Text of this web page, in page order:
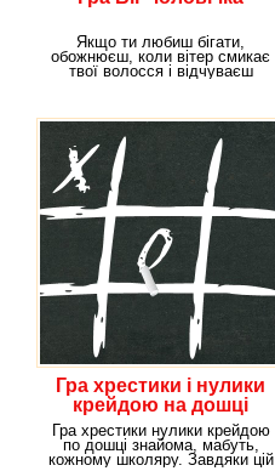
Якщо ти любиш бігати,
обожнюєш, коли вітер смикає
твої волосся і відчуваєш
Гра хрестики і нулики
крейдою на дошці
Гра хрестики нулики крейдою
по дошці знайома, мабуть,
кожному школяру. Завдяки цій